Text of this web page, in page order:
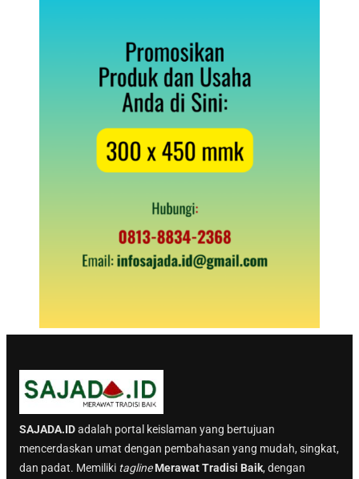
SAJADA.IDadalah portal keislaman yang bertujuan
mencerdaskan umat dengan pembahasan yang mudah, singkat,
dan padat. Memiliki tagline Merawat Tradisi Baik, dengan